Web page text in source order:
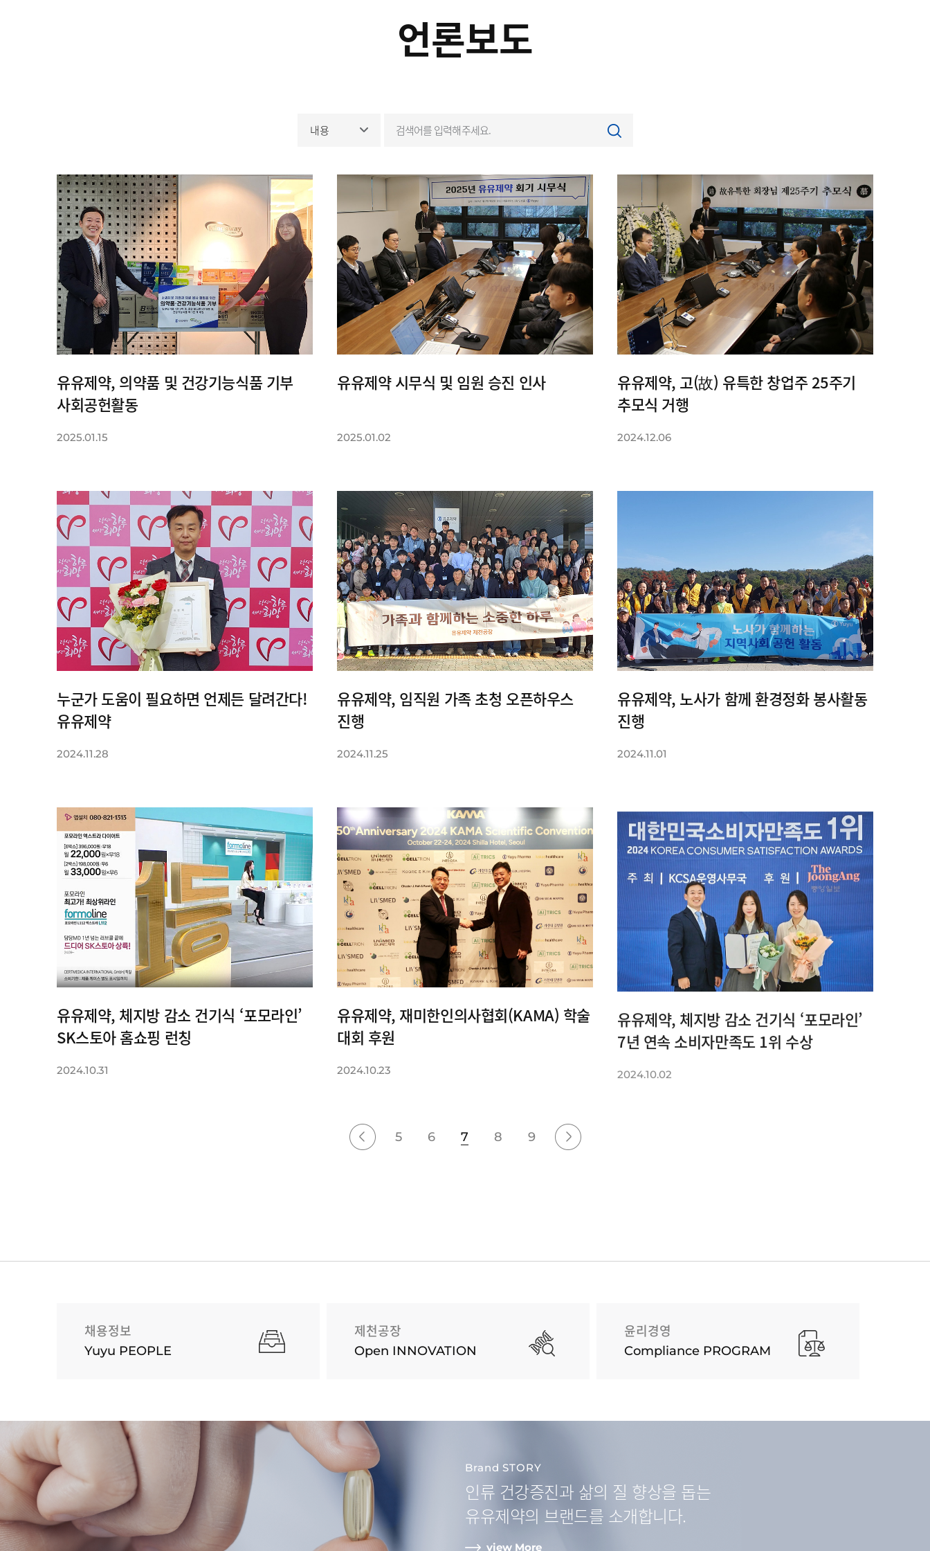
언론보도
내용
제목
내용
유유제약, 의약품 및 건강기능식품 기부
사회공헌활동
2025.01.15
유유제약 시무식 및 임원 승진 인사
2025.01.02
유유제약, 고(故) 유특한 창업주 25주기
추모식 거행
2024.12.06
누군가 도움이 필요하면 언제든 달려간다!
유유제약
2024.11.28
유유제약, 임직원 가족 초청 오픈하우스
진행
2024.11.25
유유제약, 노사가 함께 환경정화 봉사활동
진행
2024.11.01
유유제약, 체지방 감소 건기식 ‘포모라인’
SK스토아 홈쇼핑 런칭
2024.10.31
유유제약, 재미한인의사협회(KAMA) 학술
대회 후원
2024.10.23
유유제약, 체지방 감소 건기식 ‘포모라인’
7년 연속 소비자만족도 1위 수상
2024.10.02
5 6 7 8 9
채용정보
Yuyu PEOPLE
제천공장
Open INNOVATION
윤리경영
Compliance PROGRAM
Brand STORY
인류 건강증진과삶의 질 향상을 돕는
유유제약의 브랜드를 소개합니다.
view More